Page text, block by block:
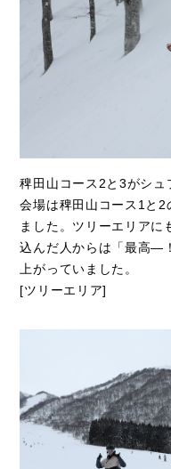
稗田山コース2と3がシュ
会場は稗田山コース1と2
ました。ツリーエリアに
込んだ人からは「最高―
上がっていました。
[ツリーエリア]